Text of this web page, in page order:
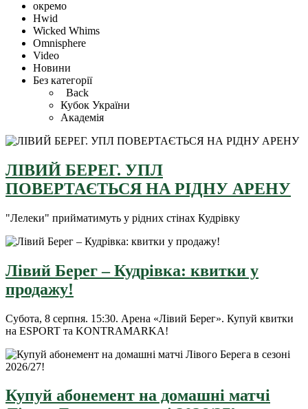
окремо
Hwid
Wicked Whims
Omnisphere
Video
Новини
Без категорії
Back
Кубок України
Академія
ЛІВИЙ БЕРЕГ. УПЛ
ПОВЕРТАЄТЬСЯ НА РІДНУ АРЕНУ
"Лелеки" прийматимуть у рідних стінах Кудрівку
Лівий Берег – Кудрівка: квитки у
продажу!
Субота, 8 серпня. 15:30. Арена «Лівий Берег». Купуй квитки
на ESPORT та KONTRAMARKA!
Купуй абонемент на домашні матчі